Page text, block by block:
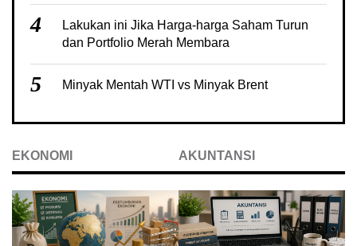
4
Lakukan ini Jika Harga-harga Saham Turun
dan Portfolio Merah Membara
5 Minyak Mentah WTI vs Minyak Brent
EKONOMI AKUNTANSI